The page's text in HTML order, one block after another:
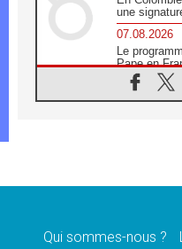
une
07.08.2026
Le
Pape en
07.08.2026
1ère
07.08.2026
07.08.2026
Qui sommes-nous ?